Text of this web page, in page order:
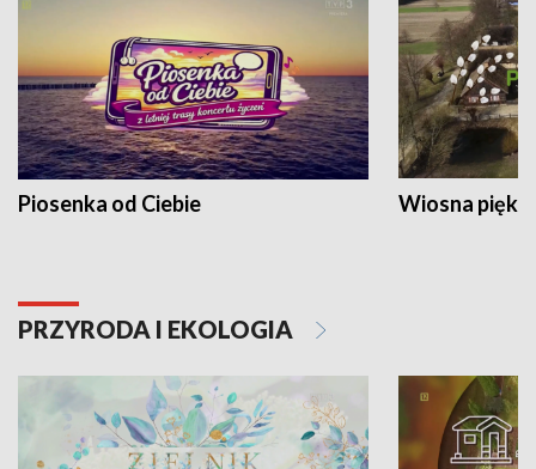
Piosenka od Ciebie Wiosna
PRZYRODA I EKOLOGIA